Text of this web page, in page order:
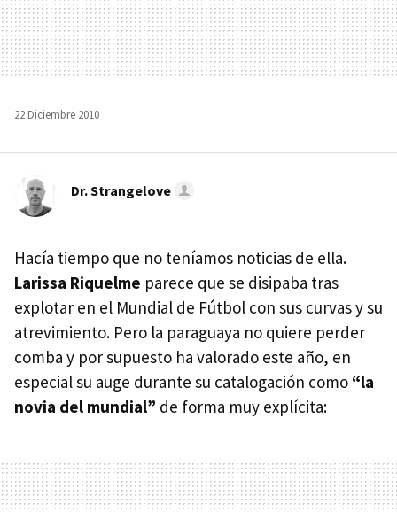
22 Diciembre 2010
Dr. Strangelove
Hacía tiempo que no teníamos noticias de ella.
Larissa Riquelme parece que se disipaba tras
explotar en el Mundial de Fútbol con sus curvas y su
atrevimiento. Pero la paraguaya no quiere perder
comba y por supuesto ha valorado este año, en
especial su auge durante su catalogación como “la
novia del mundial” de forma muy explícita: